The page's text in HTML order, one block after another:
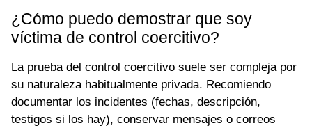
¿Cómo puedo demostrar que soy
víctima de control coercitivo?
La prueba del control coercitivo suele ser compleja por
su naturaleza habitualmente privada. Recomiendo
documentar los incidentes (fechas, descripción,
testigos si los hay), conservar mensajes o correos